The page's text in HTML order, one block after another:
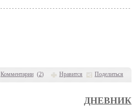
Комментарии (2) Нравится Поделиться
ДНЕВНИК